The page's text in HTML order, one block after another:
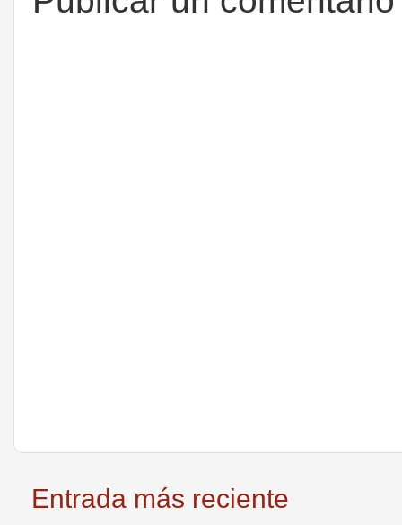
Entrada más reciente